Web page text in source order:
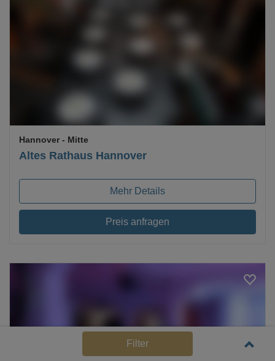
Altes Rathaus Hannover
Hannover - Mitte
Mehr Details
Preis anfragen
Loading...
Filter